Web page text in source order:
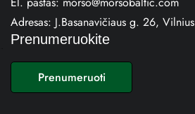
Adresas: J.Basanavičiaus g. 26, Vilnius
Prenumeruokite
Prenumeruoti